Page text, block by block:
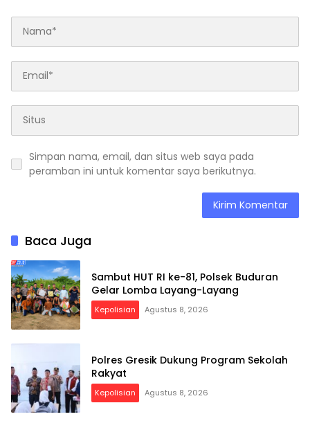
Simpan nama, email, dan situs web saya pada
peramban ini untuk komentar saya berikutnya.
Baca Juga
Sambut HUT RI ke-81, Polsek Buduran
Gelar Lomba Layang-Layang
Kepolisian Agustus 8, 2026
Polres Gresik Dukung Program Sekolah
Rakyat
Kepolisian Agustus 8, 2026